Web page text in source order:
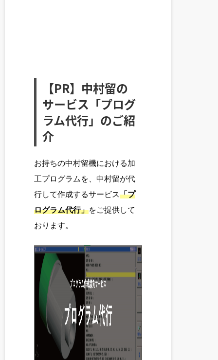
【PR】中村留の
サービス「プログ
ラム代行」のご紹
介
お持ちの中村留機における加
工プログラムを、中村留が代
行して作成するサービス「プ
ログラム代行」をご提供して
おります。